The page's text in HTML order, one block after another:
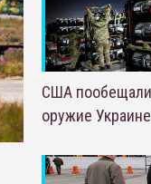
США пообещали
оружие Украине